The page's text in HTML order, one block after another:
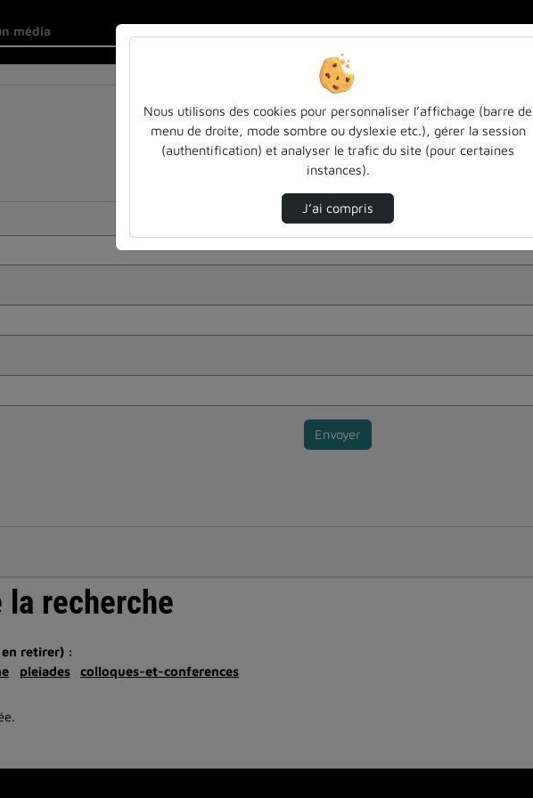
Envoyer
la recherche
retirer) :
pleiades colloques-et-conferences
Nous utilisons des cookies pour personnaliser l’affichage (barre de
menu de droite, mode sombre ou dyslexie etc.), gérer la session
(authentification) et analyser le trafic du site (pour certaines
instances).
J’ai compris